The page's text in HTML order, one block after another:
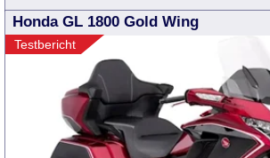
Honda GL 1800 Gold Wing
Testbericht